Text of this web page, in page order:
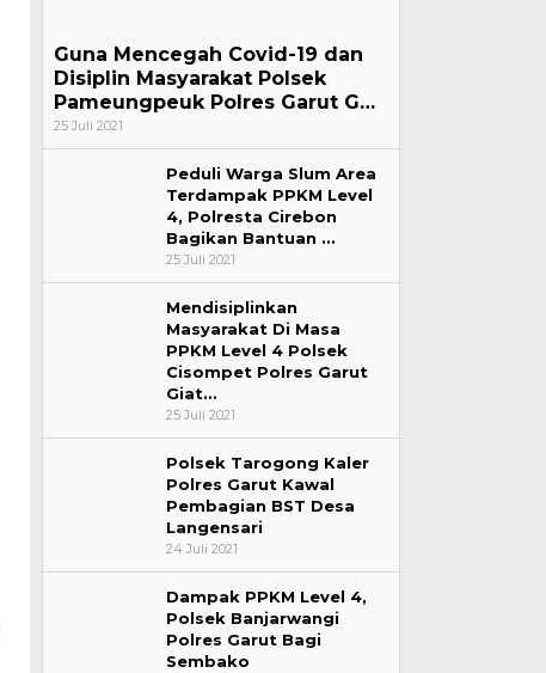
Guna Mencegah Covid-19 dan
Disiplin Masyarakat Polsek
Pameungpeuk Polres Garut G…
25 Juli 2021
Peduli Warga Slum Area
Terdampak PPKM Level
4, Polresta Cirebon
Bagikan Bantuan …
25 Juli 2021
Mendisiplinkan
Masyarakat Di Masa
PPKM Level 4 Polsek
Cisompet Polres Garut
Giat…
25 Juli 2021
Polsek Tarogong Kaler
Polres Garut Kawal
Pembagian BST Desa
Langensari
24 Juli 2021
Dampak PPKM Level 4,
Polsek Banjarwangi
Polres Garut Bagi
Sembako